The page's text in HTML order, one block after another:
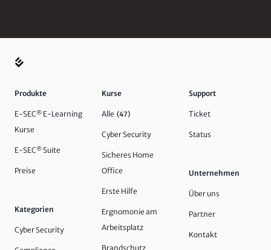
Produkte
E-SEC® E-Learning
Kurse
E-SEC®Suite
Preise
Kategorien
Cyber Security
Kurse
Alle (47)
Cyber Security
Sicheres Home
Office
Erste Hilfe
Ergnomonie am
Arbeitsplatz
Brandschutz
Support
Ticket
Status
Unternehmen
Über uns
Partner
Kontakt